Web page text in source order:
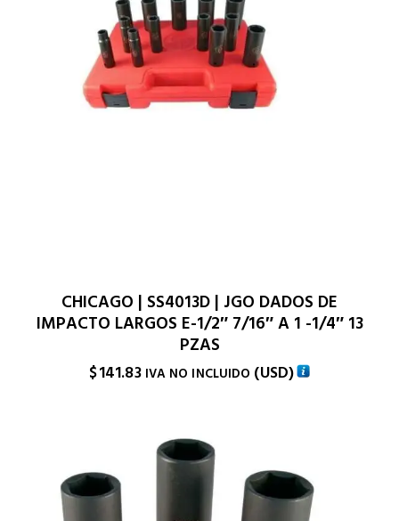
CHICAGO | SS4013D | JGO DADOS DE
IMPACTO LARGOS E-1/2″ 7/16″ A 1 -1/4″ 13
PZAS
$141.83 IVA NO INCLUIDO (USD)